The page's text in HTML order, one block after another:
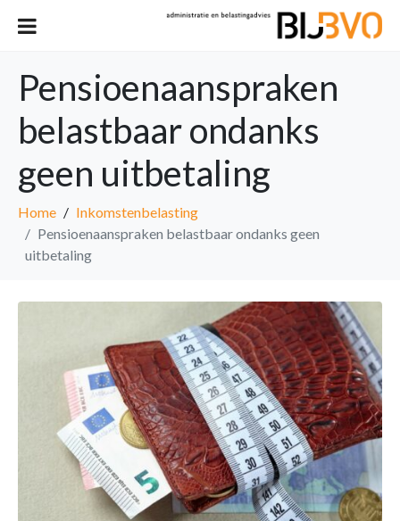
Pensioenaanspraken
belastbaar ondanks
geen uitbetaling
Home
Inkomstenbelasting
Pensioenaanspraken belastbaar ondanks geen
uitbetaling